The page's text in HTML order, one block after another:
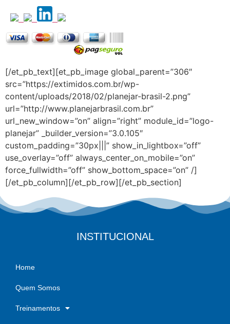
[/et_pb_text][et_pb_image global_parent=”306″
src=”https://extimidos.com.br/wp-
content/uploads/2018/02/planejar-brasil-2.png”
url=”http://www.planejarbrasil.com.br”
url_new_window=”on” align=”right” module_id=”logo-
planejar” _builder_version=”3.0.105″
custom_padding=”30px|||” show_in_lightbox=”off”
use_overlay=”off” always_center_on_mobile=”on”
force_fullwidth=”off” show_bottom_space=”on” /]
[/et_pb_column][/et_pb_row][/et_pb_section]
INSTITUCIONAL
Home
Quem Somos
Treinamentos